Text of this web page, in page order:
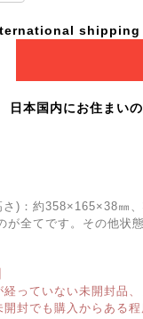
shipping
日本国内にお住まい
さ)：約358×165×38㎜
が全てです。その他状
っていない未開封品、
封でも購入からある